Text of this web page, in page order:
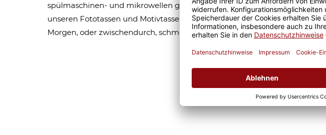
spülmaschinen- und mikrowellen geeignet. Somit ist eine lange Freude an
unseren Fototassen und Motivtassen garantiert und der Kaffee am
Morgen, oder zwischendurch, schmeckt gleich nochmal so gut.